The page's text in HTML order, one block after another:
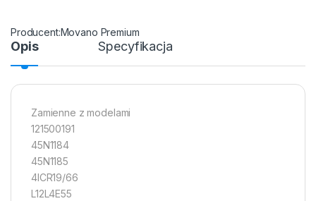
Movano Premium
Opis Specyfikacja
Zamienne z modelami
121500191
45N1184
45N1185
4ICR19/66
L12L4E55